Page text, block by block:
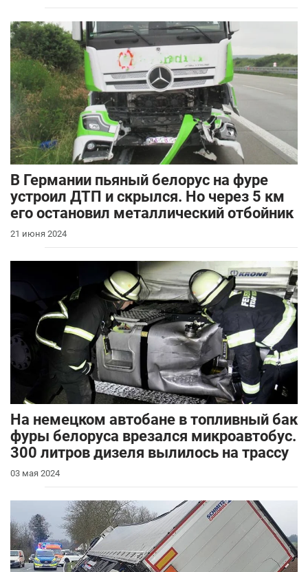
В Германии пьяный белорус на фуре
устроил ДТП и скрылся. Но через 5 км
его остановил металлический отбойник
21 июня 2024
На немецком автобане в топливный бак
фуры белоруса врезался микроавтобус.
300 литров дизеля вылилось на трассу
03 мая 2024